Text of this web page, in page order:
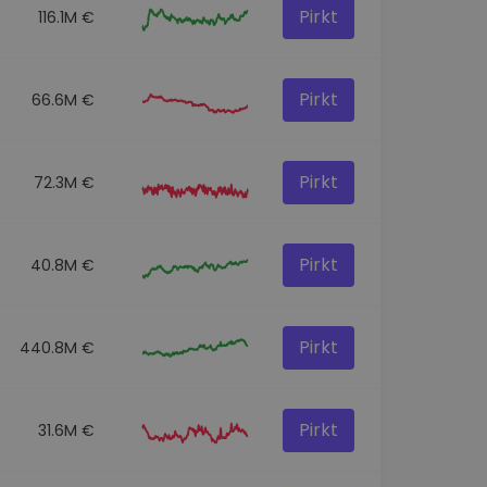
116.1M € Pirkt
66.6M € Pirkt
72.3M € Pirkt
40.8M € Pirkt
440.8M € Pirkt
31.6M € Pirkt